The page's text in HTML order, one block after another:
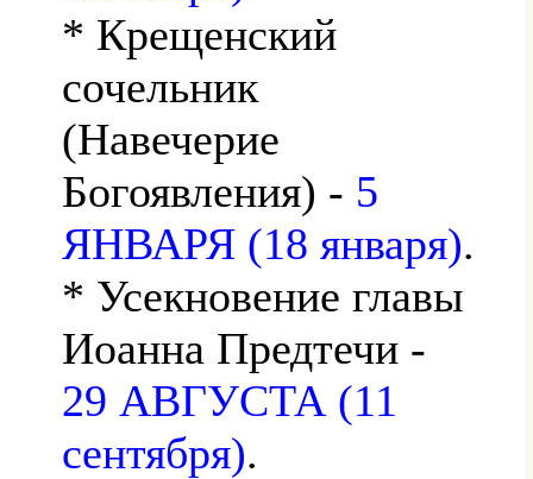
* Крещенский
сочельник
(Навечерие
Богоявления) - 5
ЯНВАРЯ (18 января).
* Усекновение главы
Иоанна Предтечи -
29 АВГУСТА (11
сентября).